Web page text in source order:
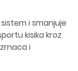
i smanjuje
kisika kroz
i